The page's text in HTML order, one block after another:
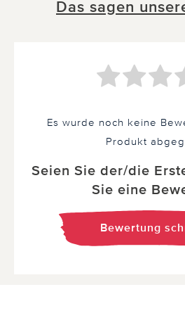
Das sagen
Es wurde noch keine
Produkt
Seien Sie der/die
Sie eine
Bewertung